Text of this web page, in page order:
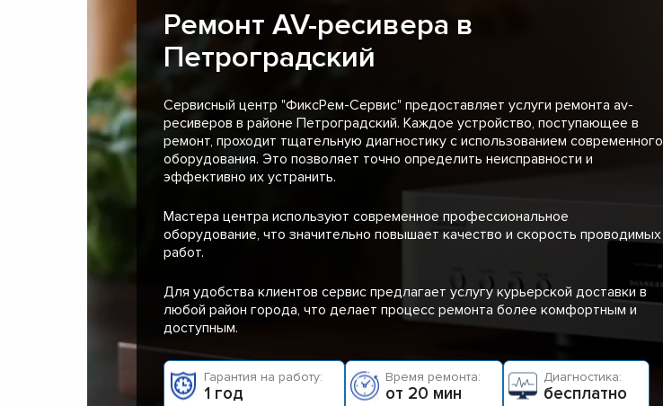
Ремонт AV-ресивера в
Петроградский
Сервисный центр "ФиксРем-Сервис" предоставляет услуги ремонта av-
ресиверов в районе Петроградский. Каждое устройство, поступающее в
ремонт, проходит тщательную диагностику с использованием современного
оборудования. Это позволяет точно определить неисправности и
эффективно их устранить.
Мастера центра используют современное профессиональное
оборудование, что значительно повышает качество и скорость проводимых
работ.
Для удобства клиентов сервис предлагает услугу курьерской доставки в
любой район города, что делает процесс ремонта более комфортным и
доступным.
Гарантия на работу:
1 год
Время ремонта:
от 20 мин
Диагностика:
бесплатно